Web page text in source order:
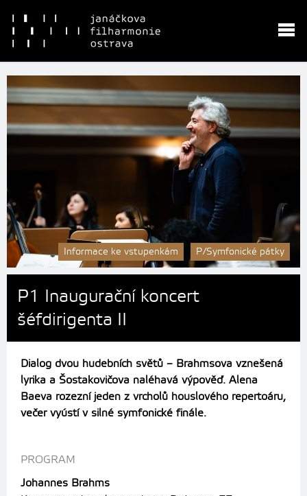
Informace ke vstupenkám P/Symfonické pátky
P1 Inaugurační koncert
šéfdirigenta II
Dialog dvou hudebních světů – Brahmsova vznešená
lyrika a Šostakovičova naléhavá výpověď. Alena
Baeva rozezní jeden z vrcholů houslového repertoáru,
večer vyústí v silné symfonické finále.
PROGRAM
Johannes Brahms